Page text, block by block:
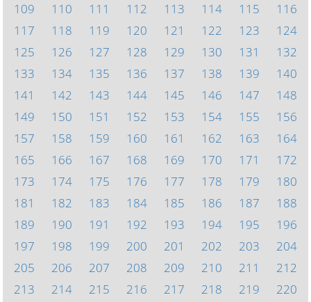
109
110 111 112 113 114 115
116
117
118 119 120 121 122 123
124
125
126 127 128 129 130 131
132
133
134 135 136 137 138 139
140
141
142 143 144 145 146 147
148
149
150 151 152 153 154 155
156
157
158 159 160 161 162 163
164
165
166 167 168 169 170 171
172
173
174 175 176 177 178 179
180
181
182 183 184 185 186 187
188
189
190 191 192 193 194 195
196
197
198 199 200 201 202 203
204
205
206 207 208 209 210 211
212
213
214 215 216 217 218 219
220